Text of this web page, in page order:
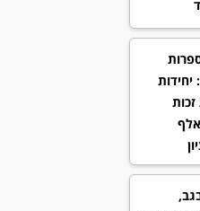
של 6 ספרות